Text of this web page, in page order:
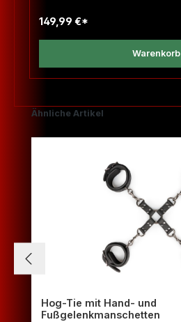
149,99 €*
Warenkorb
Produktgalerie überspringen
Ähnliche Artikel
Hog-Tie mit Hand- und
Fußgelenkmanschetten